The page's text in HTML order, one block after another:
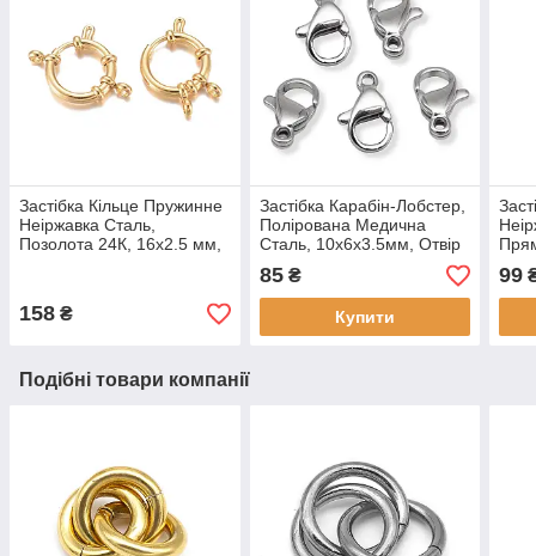
Застібка Кільце Пружинне
Неіржавка Сталь,
Позолота 24К, 16х2.5 мм,
158 ₴
Застібка Карабін-Лобстер,
Полірована Медична
Сталь, 10х6х3.5мм, Отвір
1 мм, (5 шт)
85₴
Купити
(1
99
Подібні товари компанії